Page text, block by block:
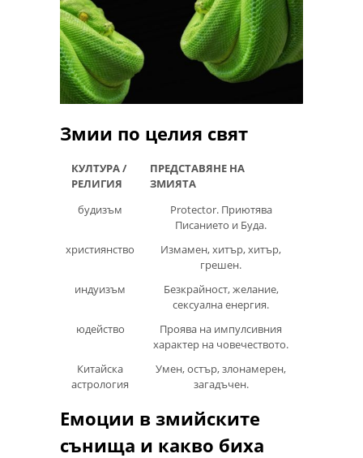
Змии по целия свят
КУЛТУРА /
РЕЛИГИЯ
ПРЕДСТАВЯНЕ НА
ЗМИЯТА
будизъм
Protector. Приютява
Писанието и Буда.
християнство
Измамен, хитър, хитър,
грешен.
индуизъм
Безкрайност, желание,
сексуална енергия.
юдейство
Проява на импулсивния
характер на човечеството.
Китайска
астрология
Умен, остър, злонамерен,
загадъчен.
Емоции в змийските
сънища и какво биха